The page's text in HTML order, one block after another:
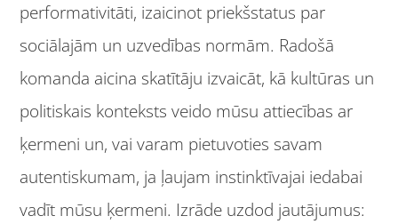
performativitāti, izaicinot priekšstatus par
sociālajām un uzvedības normām. Radošā
komanda aicina skatītāju izvaicāt, kā kultūras un
politiskais konteksts veido mūsu attiecības ar
ķermeni un, vai varam pietuvoties savam
autentiskumam, ja ļaujam instinktīvajai iedabai
vadīt mūsu ķermeni. Izrāde uzdod jautājumus: